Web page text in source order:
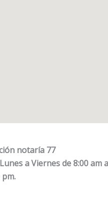
notaría 77
a Viernes de 8:00 am
pm.